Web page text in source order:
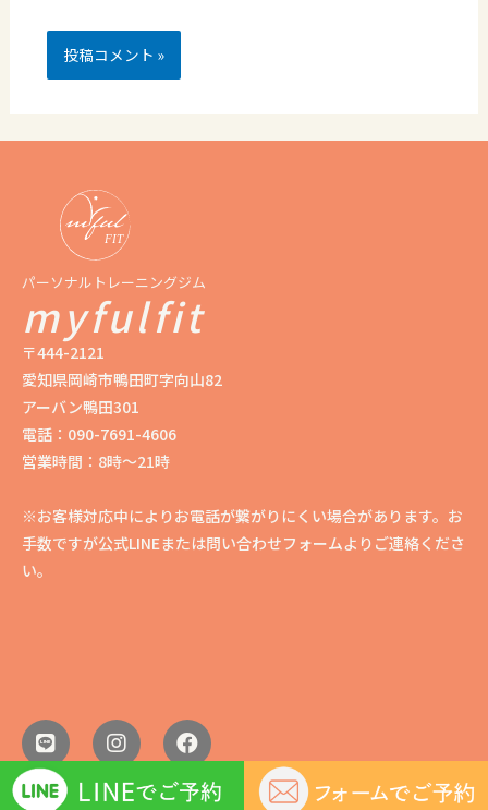
パーソナルトレーニングジム
myfulfit
〒444-2121
愛知県岡崎市鴨田町字向山82
アーバン鴨田301
電話：090-7691-4606
営業時間：8時〜21時
※お客様対応中によりお電話が繋がりにくい場合があります。お
手数ですが公式LINEまたは問い合わせフォームよりご連絡くださ
い。
myfulfit2022© All rights reserved